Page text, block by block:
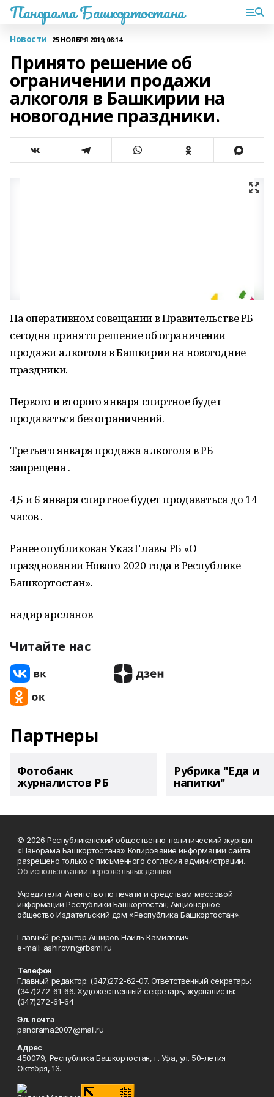
Панорама Башкортостана
Новости 25 НОЯБРЯ 2019, 08:14
Принято решение об
ограничении продажи
алкоголя в Башкирии на
новогодние праздники.
На оперативном совещании в Правительстве РБ
сегодня принято решение об ограничении
продажи алкоголя в Башкирии на новогодние
праздники.
Первого и второго января спиртное будет
продаваться без ограничений.
Третьего января продажа алкоголя в РБ
запрещена .
4,5 и 6 января спиртное будет продаваться до 14
часов .
Ранее опубликован Указ Главы РБ «О
праздновании Нового 2020 года в Республике
Башкортостан».
надир арсланов
Читайте нас
Партнеры
Фотобанк
журналистов РБ
Рубрика "Еда и
напитки"
© 2026 Республиканский общественно-политический журнал
«Панорама Башкортостана» Копирование информации сайта
разрешено только с письменного согласия администрации.
Об использовании персональных данных
Учредители: Агентство по печати и средствам массовой
информации Республики Башкортостан; Акционерное
общество Издательский дом «Республика Башкортостан».
Главный редактор Аширов Наиль Камилович
e-mail: ashirov.n@rbsmi.ru
Телефон
Главный редактор: (347)272-62-07. Ответственный секретарь:
(347)272-61-66. Художественный секретарь, журналисты:
(347)272-61-64
Эл. почта
panorama2007@mail.ru
Адрес
450079, Республика Башкортостан, г. Уфа, ул. 50-летия
Октября, 13.